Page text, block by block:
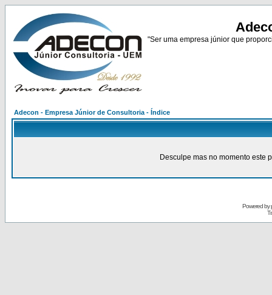
"Ser uma empresa júnior que
Adecon - Empresa Júnior de Consultoria - Índice
Desculpe mas no momento este
Powered by